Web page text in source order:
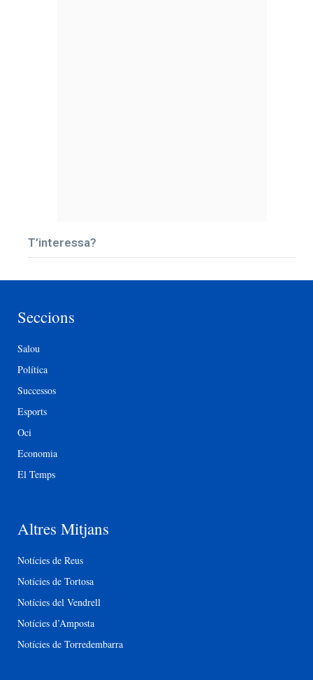
T’interessa?
Seccions
Salou
Política
Successos
Esports
Oci
Economia
El Temps
Altres Mitjans
Notícies de Reus
Notícies de Tortosa
Notícies del Vendrell
Notícies d’Amposta
Notícies de Torredembarra